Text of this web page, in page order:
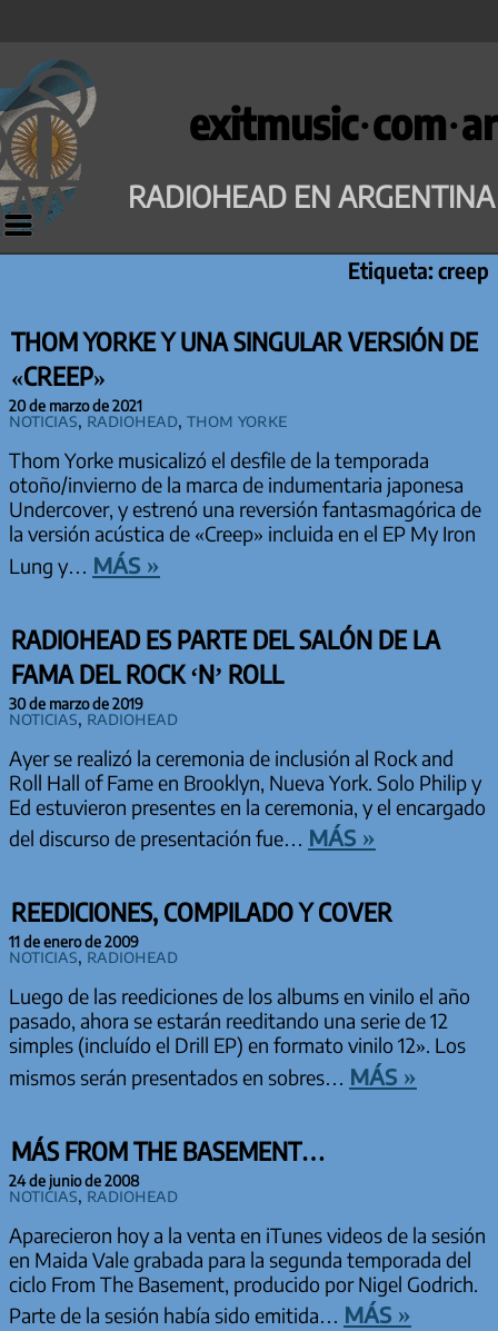
Saltar
al
contenido
exitmusic·com·ar
RADIOHEAD EN ARGENTINA
Etiqueta:creep
THOM YORKE Y UNA SINGULAR VERSIÓN DE
«CREEP»
20 de marzo de 2021
Noticias, Radiohead, Thom Yorke
Thom Yorke musicalizó el desfile de la temporada
otoño/invierno de la marca de indumentaria japonesa
Undercover, y estrenó una reversión fantasmagórica de
la versión acústica de «Creep» incluida en el EP My Iron
Lung y… más »
RADIOHEAD ES PARTE DEL SALÓN DE LA
FAMA DEL ROCK ‘N’ ROLL
30 de marzo de 2019
Noticias, Radiohead
Ayer se realizó la ceremonia de inclusión al Rock and
Roll Hall of Fame en Brooklyn, Nueva York. Solo Philip y
Ed estuvieron presentes en la ceremonia, y el encargado
del discurso de presentación fue… más »
REEDICIONES, COMPILADO Y COVER
11 de enero de 2009
Noticias, Radiohead
Luego de las reediciones de los albums en vinilo el año
pasado, ahora se estarán reeditando una serie de 12
simples (incluído el Drill EP) en formato vinilo 12». Los
mismos serán presentados en sobres… más »
MÁS FROM THE BASEMENT…
24 de junio de 2008
Noticias, Radiohead
Aparecieron hoy a la venta en iTunes videos de la sesión
en Maida Vale grabada para la segunda temporada del
ciclo From The Basement, producido por Nigel Godrich.
Parte de la sesión había sido emitida… más »